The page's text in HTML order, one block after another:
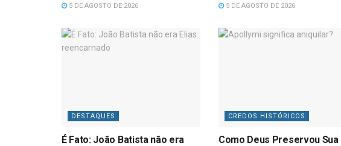
5 DE AGOSTO DE 2026 5 DE AGOSTO DE 2026
DESTAQUES
É Fato: João Batista não era
CREDOS HISTÓRICOS
Como Deus Preservou Sua